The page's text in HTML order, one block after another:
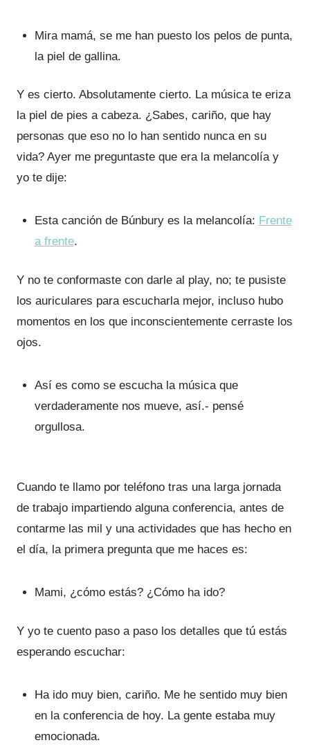
Mira mamá, se me han puesto los pelos de punta,
la piel de gallina.
Y es cierto. Absolutamente cierto. La música te eriza
la piel de pies a cabeza. ¿Sabes, cariño, que hay
personas que eso no lo han sentido nunca en su
vida? Ayer me preguntaste que era la melancolía y
yo te dije:
Esta canción de Búnbury es la melancolía: Frente
a frente.
Y no te conformaste con darle al play, no; te pusiste
los auriculares para escucharla mejor, incluso hubo
momentos en los que inconscientemente cerraste los
ojos.
Así es como se escucha la música que
verdaderamente nos mueve, así.- pensé
orgullosa.
Cuando te llamo por teléfono tras una larga jornada
de trabajo impartiendo alguna conferencia, antes de
contarme las mil y una actividades que has hecho en
el día, la primera pregunta que me haces es:
Mami, ¿cómo estás? ¿Cómo ha ido?
Y yo te cuento paso a paso los detalles que tú estás
esperando escuchar:
Ha ido muy bien, cariño. Me he sentido muy bien
en la conferencia de hoy. La gente estaba muy
emocionada.